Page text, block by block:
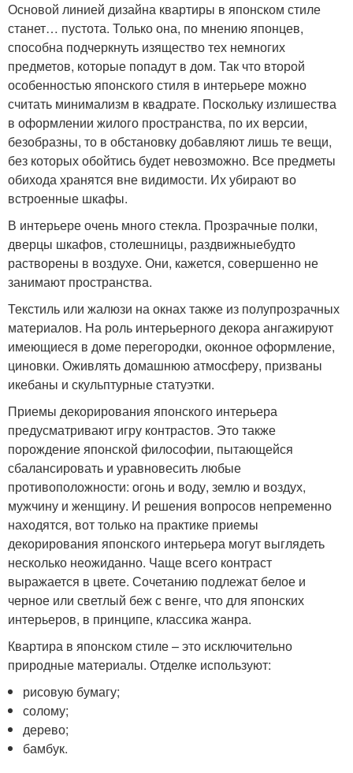
Основой линией дизайна квартиры в японском стиле
станет… пустота. Только она, по мнению японцев,
способна подчеркнуть изящество тех немногих
предметов, которые попадут в дом. Так что второй
особенностью японского стиля в интерьере можно
считать минимализм в квадрате. Поскольку излишества
в оформлении жилого пространства, по их версии,
безобразны, то в обстановку добавляют лишь те вещи,
без которых обойтись будет невозможно. Все предметы
обихода хранятся вне видимости. Их убирают во
встроенные шкафы.
В интерьере очень много стекла. Прозрачные полки,
дверцы шкафов, столешницы, раздвижныебудто
растворены в воздухе. Они, кажется, совершенно не
занимают пространства.
Текстиль или жалюзи на окнах также из полупрозрачных
материалов. На роль интерьерного декора ангажируют
имеющиеся в доме перегородки, оконное оформление,
циновки. Оживлять домашнюю атмосферу, призваны
икебаны и скульптурные статуэтки.
Приемы декорирования японского интерьера
предусматривают игру контрастов. Это также
порождение японской философии, пытающейся
сбалансировать и уравновесить любые
противоположности: огонь и воду, землю и воздух,
мужчину и женщину. И решения вопросов непременно
находятся, вот только на практике приемы
декорирования японского интерьера могут выглядеть
несколько неожиданно. Чаще всего контраст
выражается в цвете. Сочетанию подлежат белое и
черное или светлый беж с венге, что для японских
интерьеров, в принципе, классика жанра.
Квартира в японском стиле – это исключительно
природные материалы. Отделке используют:
рисовую бумагу;
солому;
дерево;
бамбук.